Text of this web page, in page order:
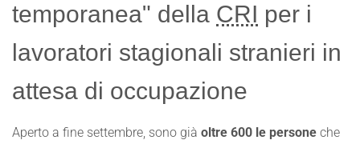
temporanea" della CRI per i
lavoratori stagionali stranieri in
attesa di occupazione
Aperto a fine settembre, sono già oltre 600 le persone che